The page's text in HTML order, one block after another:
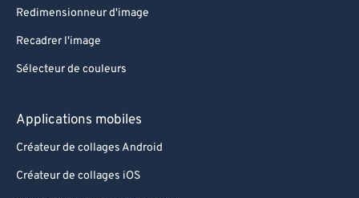
Redimensionneur d'image
Recadrer l'image
Sélecteur de couleurs
Applications mobiles
Créateur de collages Android
Créateur de collages iOS